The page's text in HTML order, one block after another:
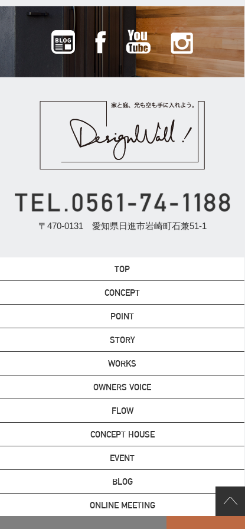
〒470-0131 愛知県日進市岩崎町石兼51-1
TOP
CONCEPT
POINT
STORY
WORKS
OWNERS VOICE
FLOW
CONCEPT HOUSE
EVENT
BLOG
ONLINE MEETING